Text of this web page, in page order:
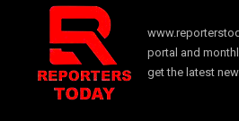
portal and
get the latest